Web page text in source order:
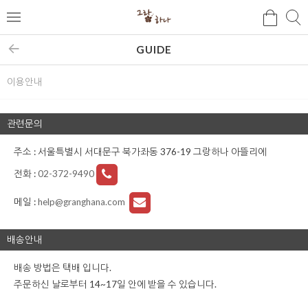
메
뉴
색
검
GUIDE
이용안내
관련문의
주소 : 서울특별시 서대문구 북가좌동 376-19 그랑하나 아뜰리에
전화 :02-372-9490
메일 :help@granghana.com
배송안내
배송 방법은 택배 입니다.
주문하신 날로부터 14~17일 안에 받을 수 있습니다.